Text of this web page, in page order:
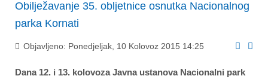
Obilježavanje 35. obljetnice osnutka Nacionalnog
parka Kornati
Objavljeno: Ponedjeljak, 10 Kolovoz 2015 14:25
Dana 12. i 13. kolovoza Javna ustanova Nacionalni park